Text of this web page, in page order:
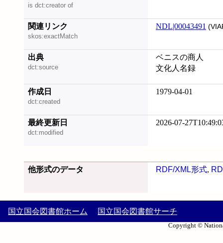
is dct:creator of
関連リンク
skos:exactMatch
NDL|00043491
出典
dct:source
ベニスの商人
文化人名録
作成日
dct:created
1979-04-01
最終更新日
dct:modified
2026-07-
他形式のデータ RDF/XML形式,
国立国会図書館ホーム 国立国会図書館サーチ
Copyright ©